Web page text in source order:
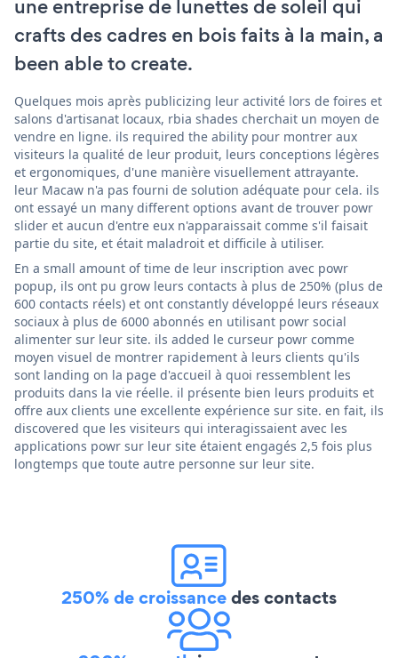
une entreprise de lunettes de soleil qui
crafts des cadres en bois faits à la main, a
been able to create.
Quelques mois après publicizing leur activité lors de foires et
salons d'artisanat locaux, rbia shades cherchait un moyen de
vendre en ligne. ils required the ability pour montrer aux
visiteurs la qualité de leur produit, leurs conceptions légères
et ergonomiques, d'une manière visuellement attrayante.
leur Macaw n'a pas fourni de solution adéquate pour cela. ils
ont essayé un many different options avant de trouver powr
slider et aucun d'entre eux n'apparaissait comme s'il faisait
partie du site, et était maladroit et difficile à utiliser.
En a small amount of time de leur inscription avec powr
popup, ils ont pu grow leurs contacts à plus de 250% (plus de
600 contacts réels) et ont constantly développé leurs réseaux
sociaux à plus de 6000 abonnés en utilisant powr social
alimenter sur leur site. ils added le curseur powr comme
moyen visuel de montrer rapidement à leurs clients qu'ils
sont landing on la page d'accueil à quoi ressemblent les
produits dans la vie réelle. il présente bien leurs produits et
offre aux clients une excellente expérience sur site. en fait, ils
discovered que les visiteurs qui interagissaient avec les
applications powr sur leur site étaient engagés 2,5 fois plus
longtemps que toute autre personne sur leur site.
250% de croissancedes contacts